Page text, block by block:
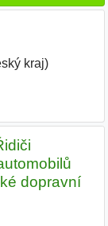
kraj)|
dopravní